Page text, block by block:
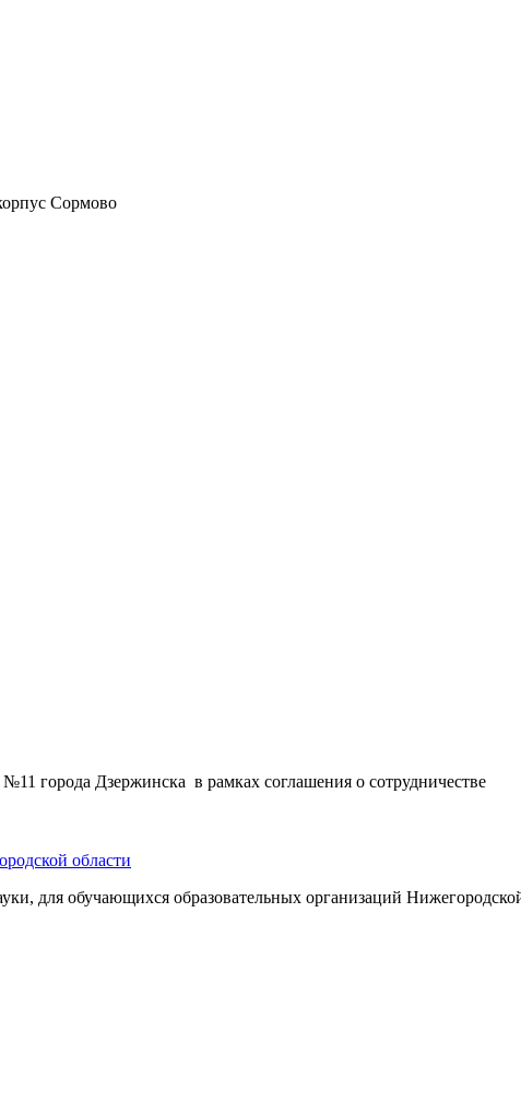
Сормово
Дзержинска в рамках соглашения о сотрудничестве
области
обучающихся образовательных организаций